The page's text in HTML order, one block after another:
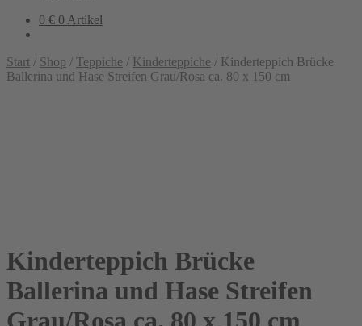
0 € 0 Artikel
Start / Shop / Teppiche / Kinderteppiche / Kinderteppich Brücke
Ballerina und Hase Streifen Grau/Rosa ca. 80 x 150 cm
Kinderteppich Brücke
Ballerina und Hase Streifen